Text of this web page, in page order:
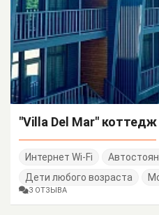
"Villa Del Mar"
Интернет Wi-Fi
Дети любого возраста
3 ОТЗЫВА